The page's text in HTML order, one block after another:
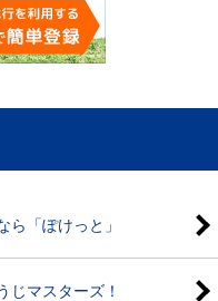
「ぽけっと」
マスターズ！